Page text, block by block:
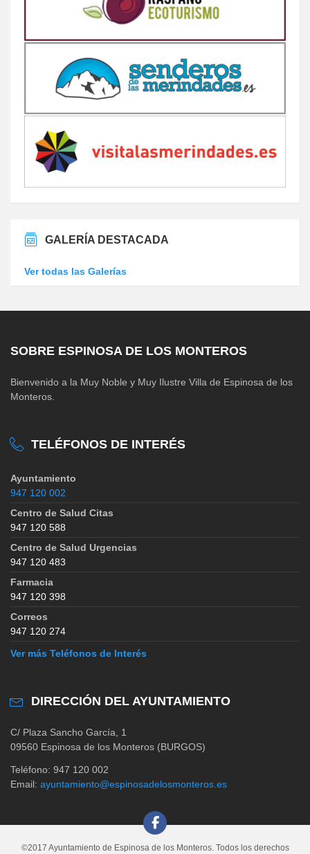
GALERÍA DESTACADA
Ver todas las Galerías
SOBRE ESPINOSA DE LOS MONTEROS
Bienvenido a la Muy Noble y Muy Ilustre Villa de Espinosa de los
Monteros.
TELÉFONOS DE INTERÉS
Ayuntamiento
947 120 002
Centro de Salud Citas
947 120 588
Centro de Salud Urgencias
947 120 483
Farmacia
947 120 398
Correos
947 120 274
Ver más Teléfonos de Interés
DIRECCIÓN DEL AYUNTAMIENTO
C/ Plaza Sancho García, 1
09560 Espinosa de los Monteros (BURGOS)
Teléfono: 947 120 002
Email: ayuntamiento@espinosadelosmonteros.es
©2017 Ayuntamiento de Espinosa de los Monteros. Todos los derechos